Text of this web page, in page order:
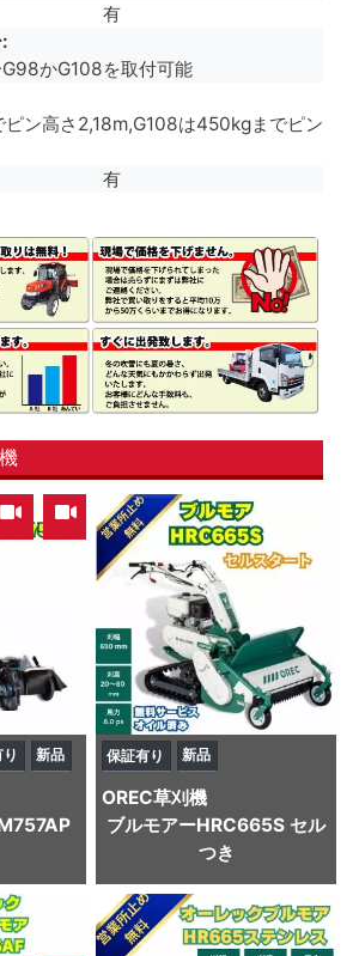
有
かG108を取付可能
ン高さ2,18m,G108は450kgまでピン
有
新品 保証有り 新品
OREC草刈機
ブルモアーHRC665S セル
つき